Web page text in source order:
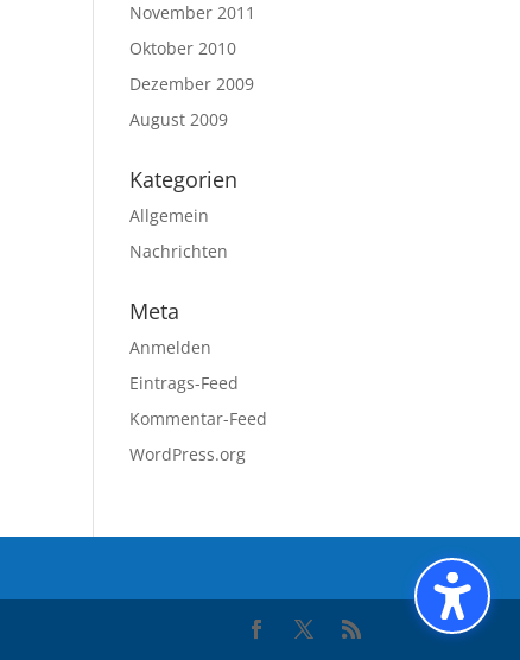
November 2011
Oktober 2010
Dezember 2009
August 2009
Kategorien
Allgemein
Nachrichten
Meta
Anmelden
Eintrags-Feed
Kommentar-Feed
WordPress.org